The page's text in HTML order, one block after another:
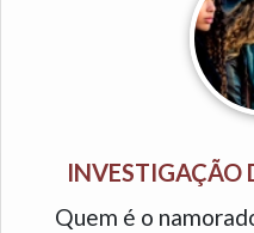
INVESTIGAÇÃO
Quem é o